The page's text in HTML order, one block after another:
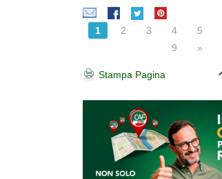
1 2 3 4 5
9
»
Stampa Pagina